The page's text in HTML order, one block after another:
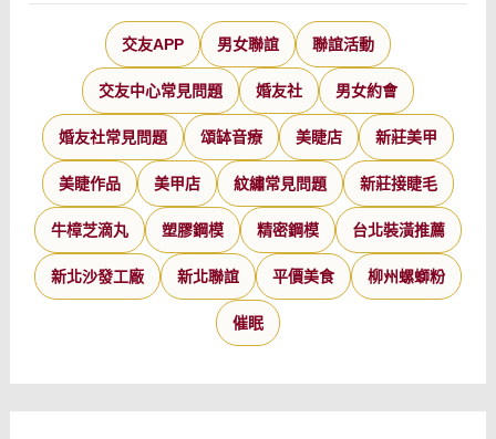
交友APP 男女聯誼 聯誼活動
交友中心常見問題 婚友社 男女約會
婚友社常見問題 頌缽音療 美睫店 新莊美甲
美睫作品 美甲店 紋繡常見問題 新莊接睫毛
牛樟芝滴丸 塑膠鋼模 精密鋼模 台北裝潢推薦
新北沙發工廠 新北聯誼 平價美食 柳州螺螄粉
催眠